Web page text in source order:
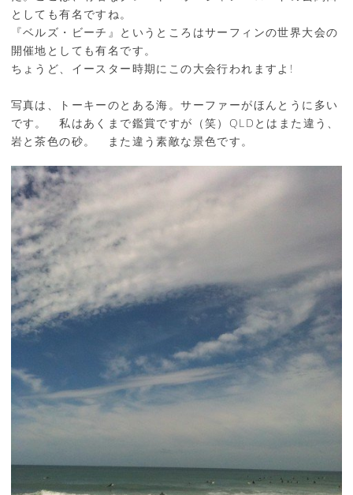
としても有名ですね。
『ベルズ・ビーチ』というところはサーフィンの世界大会の
開催地としても有名です。
ちょうど、イースター時期にこの大会行われますよ!
写真は、トーキーのとある海。サーファーがほんとうに多い
です。 私はあくまで鑑賞ですが（笑）QLDとはまた違う、
岩と茶色の砂。 また違う素敵な景色です。